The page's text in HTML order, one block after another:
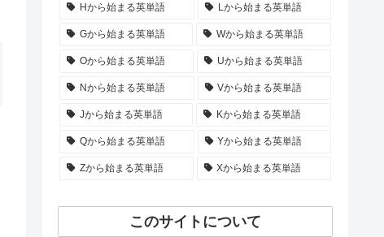
Hから始まる英単語 Lから始まる英単語
Gから始まる英単語 Wから始まる英単語
Oから始まる英単語 Uから始まる英単語
Nから始まる英単語 Vから始まる英単語
Jから始まる英単語 Kから始まる英単語
Qから始まる英単語 Yから始まる英単語
Zから始まる英単語 Xから始まる英単語
このサイトについて